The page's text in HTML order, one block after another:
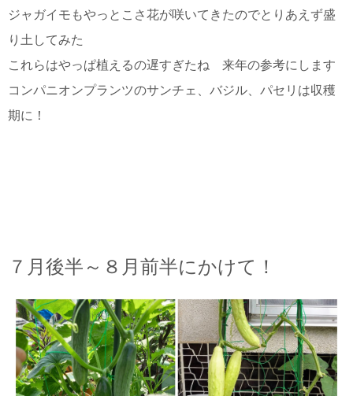
ジャガイモもやっとこさ花が咲いてきたのでとりあえず盛
り土してみた
これらはやっぱ植えるの遅すぎたね 来年の参考にします
コンパニオンプランツのサンチェ、バジル、パセリは収穫
期に！
７月後半～８月前半にかけて！